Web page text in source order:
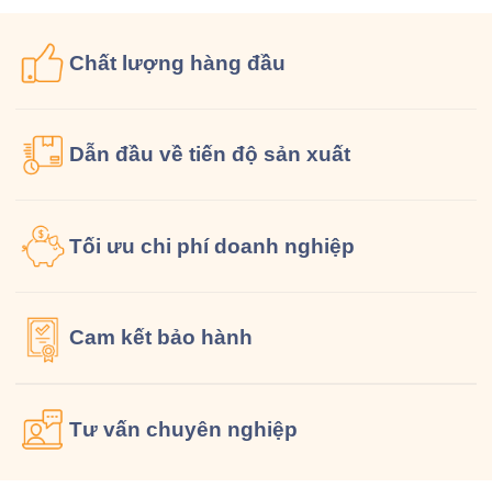
Chất lượng hàng đầu
Dẫn đầu về tiến độ sản xuất
Tối ưu chi phí doanh nghiệp
Cam kết bảo hành
Tư vấn chuyên nghiệp